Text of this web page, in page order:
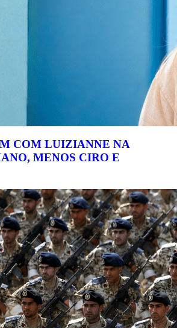
COM LUIZIANNE NA
MENOS CIRO E